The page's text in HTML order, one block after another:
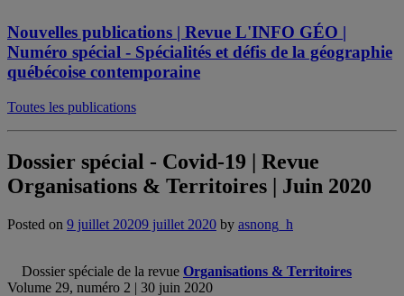
Nouvelles publications | Revue L'INFO GÉO |
Numéro spécial - Spécialités et défis de la géographie
québécoise contemporaine
Toutes les publications
Dossier spécial - Covid-19 | Revue
Organisations & Territoires | Juin 2020
Posted on 9 juillet 20209 juillet 2020 by asnong_h
Dossier spéciale de la revue Organisations & Territoires
Volume 29, numéro 2 | 30 juin 2020